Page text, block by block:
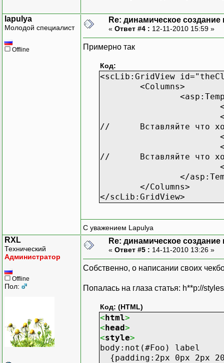
lapulya
Молодой специалист
Offline
Re: динамическое создание
« Ответ #4 : 12-11-2010 15:59 »
Примерно так
Код:
<scLib:GridView
<Columns>
//
Вставляйте что
//
Вставляйте что
</
</Columns>
</scLib:GridView>
С уважением Lapulya
RXL
Технический
Администратор
Offline
Пол:
Re: динамическое создание
« Ответ #5 : 14-11-2010 13:26 »
Собственно, о написании своих
Попалась на глаза статья: h**p://
Код: (HTML)
<html>
<head>
<style>
body:not(#Foo) label
{padding:2px 0px 2px